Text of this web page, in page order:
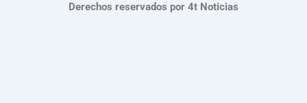
Derechos reservados por 4t Noticias